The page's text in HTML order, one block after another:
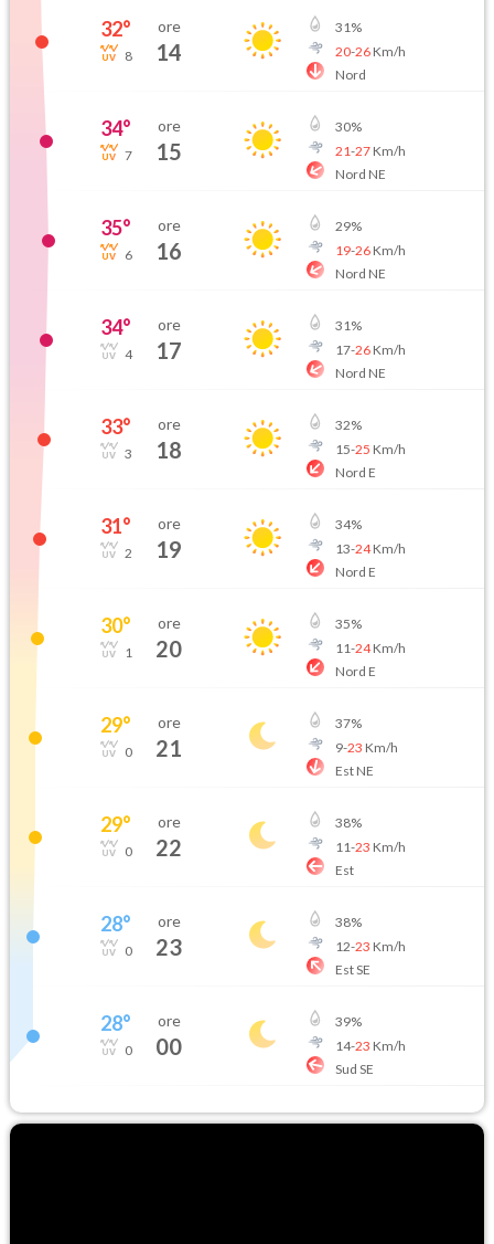
32°
8
ore
14
31%
20-26Km/h
Nord
34°
7
ore
15
30%
21-27Km/h
Nord NE
35°
6
ore
16
29%
19-26Km/h
Nord NE
34°
4
ore
17
31%
17-26Km/h
Nord NE
33°
3
ore
18
32%
15-25 Km/h
Nord E
31°
2
ore
19
34%
13-24Km/h
Nord E
30°
1
ore
20
35%
11-24Km/h
Nord E
29°
0
ore
21
37%
9-23 Km/h
Est NE
29°
0
ore
22
38%
11-23 Km/h
Est
28°
0
ore
23
38%
12-23 Km/h
Est SE
28°
0
ore
00
39%
14-23 Km/h
Sud SE